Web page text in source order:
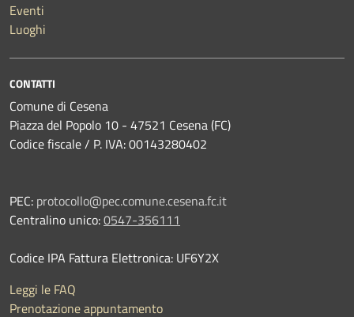
Eventi
Luoghi
CONTATTI
Comune di Cesena
Piazza del Popolo 10 - 47521 Cesena (FC)
Codice fiscale / P. IVA: 00143280402
PEC: protocollo@pec.comune.cesena.fc.it
Centralino unico:0547-356111
Codice IPA Fattura Elettronica: UF6Y2X
Leggi le FAQ
Prenotazione appuntamento